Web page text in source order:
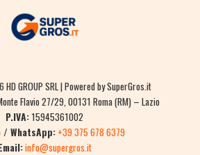
GROUP SRL | Powered by SuperGros.it
Flavio 27/29, 00131 Roma (RM) – Lazio
P.IVA:15945361002
/ WhatsApp: +39 375 678 6379
info@supergros.it